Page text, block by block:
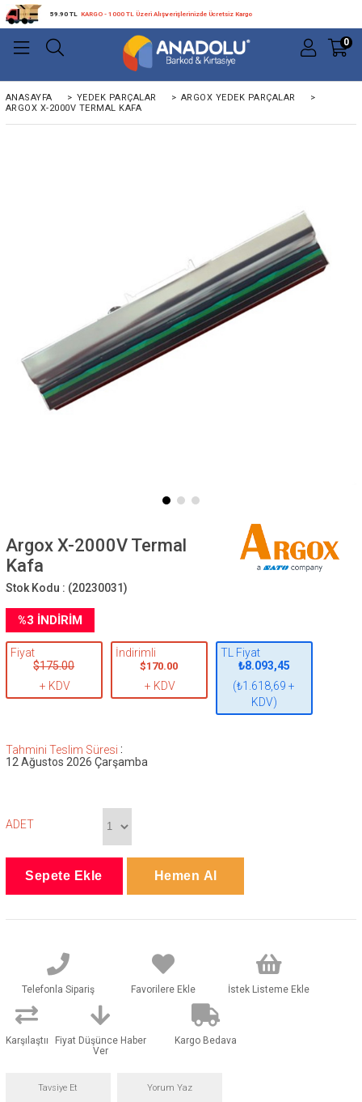
59.90 TL KARGO - 1000 TL Üzeri Alışverişlerinizde Ücretsiz Kargo
0
ANASAYFA > YEDEK PARÇALAR > ARGOX YEDEK PARÇALAR
>
ARGOX X-2000V TERMAL KAFA
Argox X-2000V Termal
Kafa
Stok Kodu : (20230031)
%3 İNDIRIM
Fiyat
$175.00
+ KDV
İndirimli
$170.00
+ KDV
TL Fiyat
₺8.093,45
(₺1.618,69 +
KDV)
Tahmini Teslim Süresi :
12 Ağustos 2026 Çarşamba
ADET
Telefonla Sipariş Favorilere Ekle İstek Listeme Ekle
Karşılaştır
Fiyat Düşünce Haber
Ver
Kargo Bedava
Tavsiye Et Yorum Yaz